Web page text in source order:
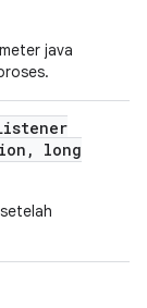
java
,
long